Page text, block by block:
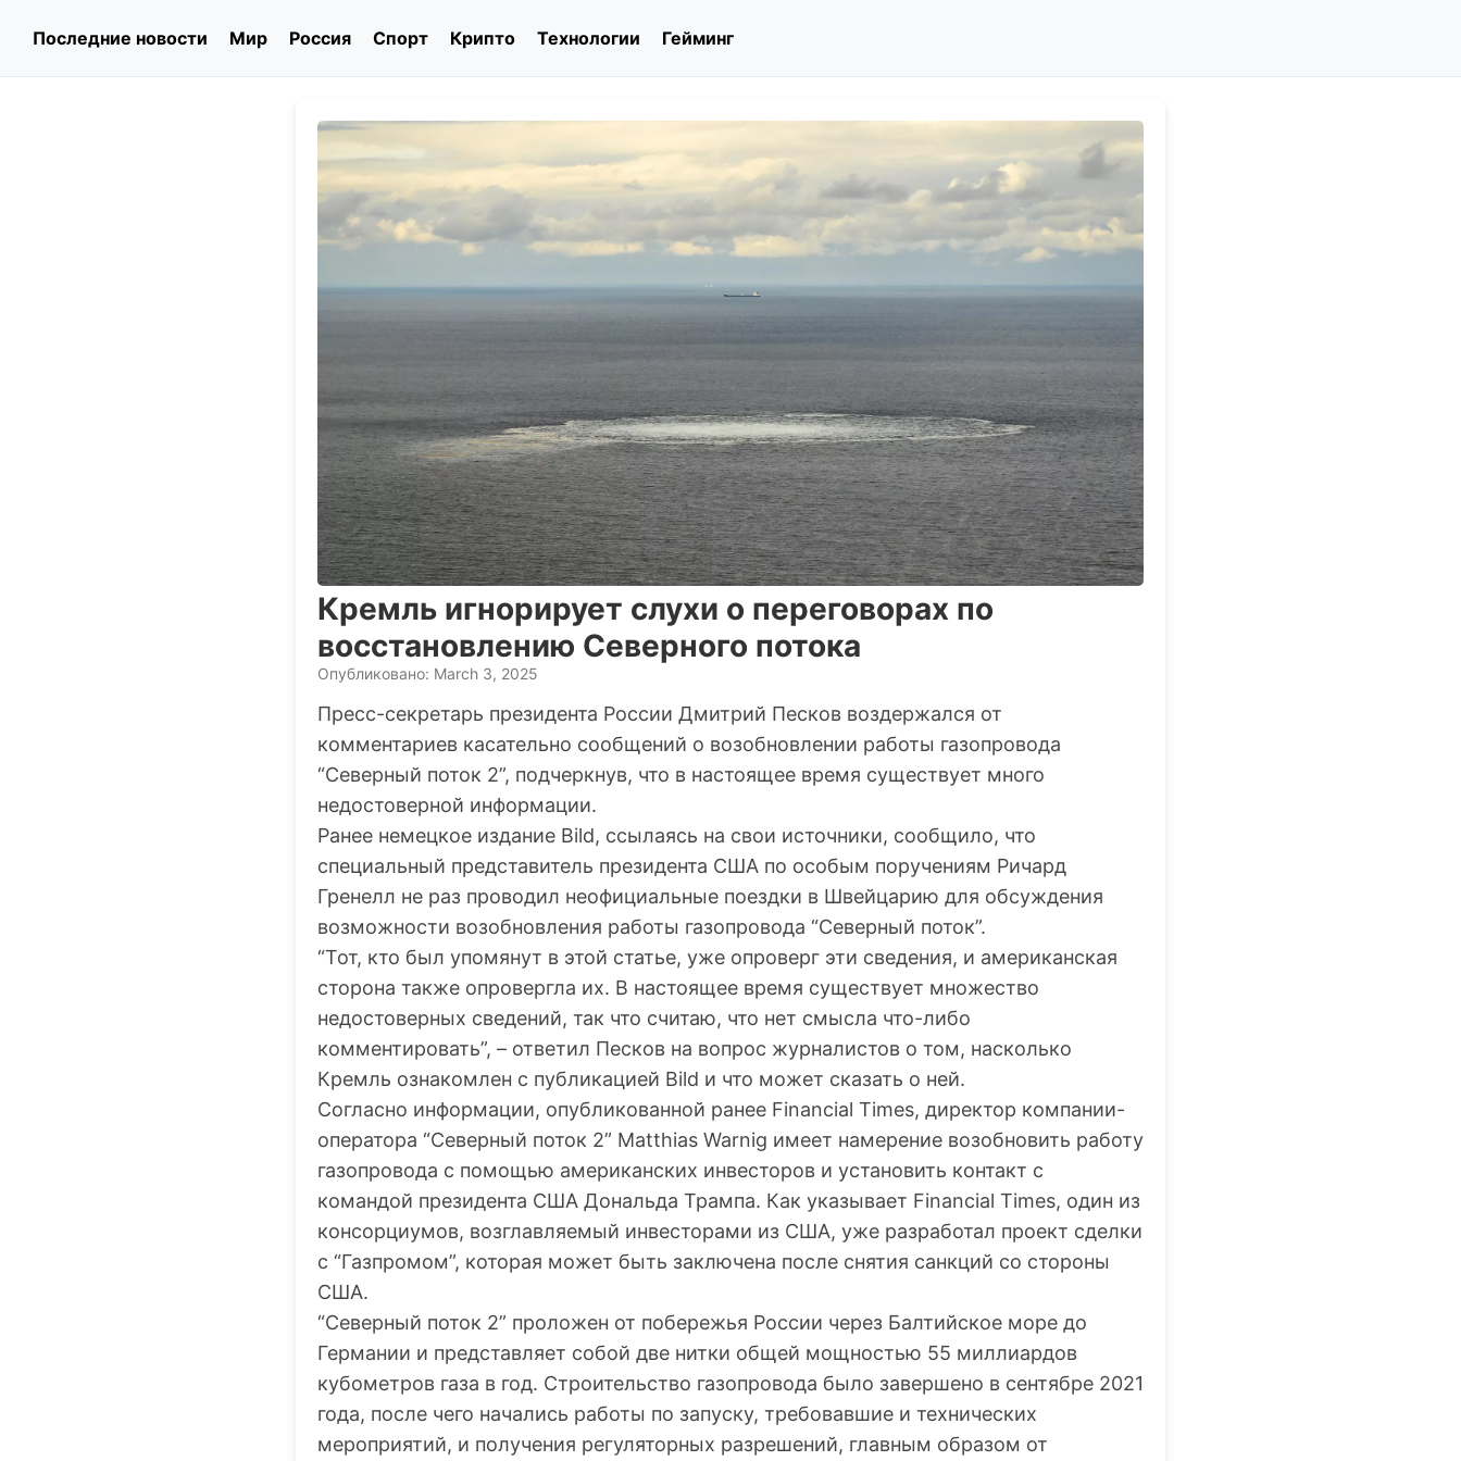
Последние новости Мир Россия Спорт Крипто Технологии Гейминг
Кремль игнорирует слухи о переговорах по
восстановлению Северного потока
Опубликовано: March 3, 2025
Пресс-секретарь президента России Дмитрий Песков воздержался от
комментариев касательно сообщений о возобновлении работы газопровода
“Северный поток 2”, подчеркнув, что в настоящее время существует много
недостоверной информации.
Ранее немецкое издание Bild, ссылаясь на свои источники, сообщило, что
специальный представитель президента США по особым поручениям Ричард
Гренелл не раз проводил неофициальные поездки в Швейцарию для обсуждения
возможности возобновления работы газопровода “Северный поток”.
“Тот, кто был упомянут в этой статье, уже опроверг эти сведения, и американская
сторона также опровергла их. В настоящее время существует множество
недостоверных сведений, так что считаю, что нет смысла что-либо
комментировать”, – ответил Песков на вопрос журналистов о том, насколько
Кремль ознакомлен с публикацией Bild и что может сказать о ней.
Согласно информации, опубликованной ранее Financial Times, директор компании-
оператора “Северный поток 2” Matthias Warnig имеет намерение возобновить работу
газопровода с помощью американских инвесторов и установить контакт с
командой президента США Дональда Трампа. Как указывает Financial Times, один из
консорциумов, возглавляемый инвесторами из США, уже разработал проект сделки
с “Газпромом”, которая может быть заключена после снятия санкций со стороны
США.
“Северный поток 2” проложен от побережья России через Балтийское море до
Германии и представляет собой две нитки общей мощностью 55 миллиардов
кубометров газа в год. Строительство газопровода было завершено в сентябре 2021
года, после чего начались работы по запуску, требовавшие и технических
мероприятий, и получения регуляторных разрешений, главным образом от